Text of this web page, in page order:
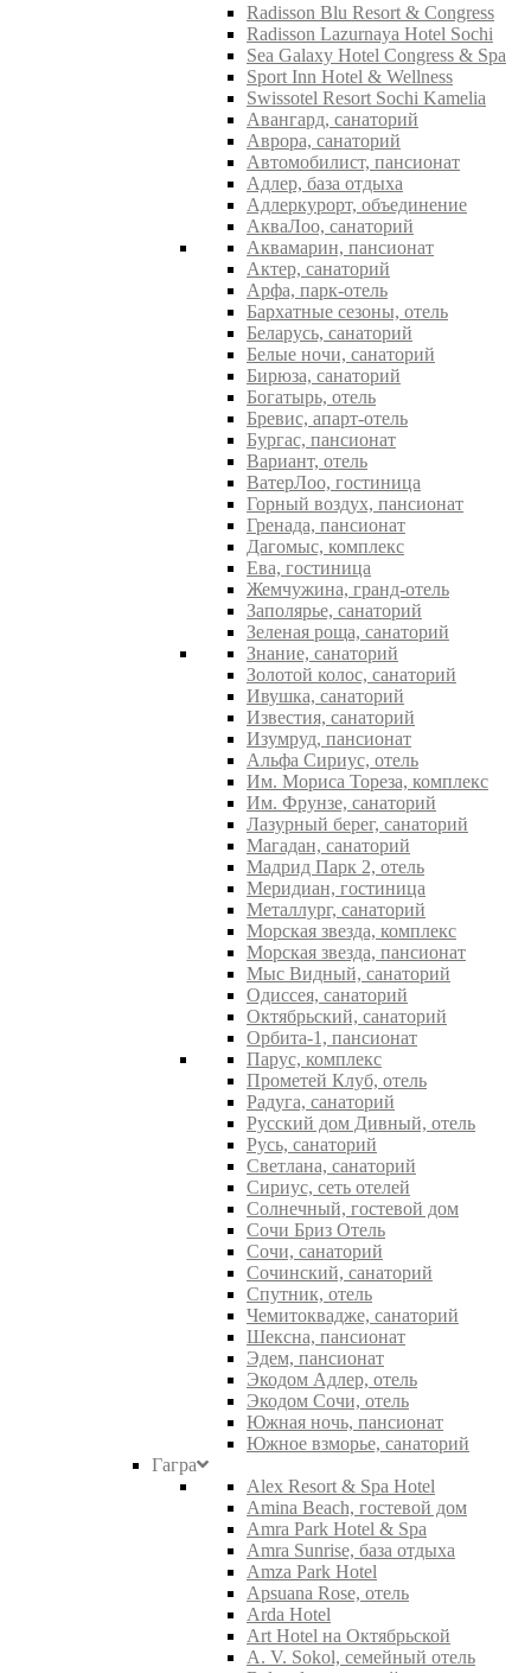
Radisson Blu Resort & Congress
Radisson Lazurnaya Hotel Sochi
Sea Galaxy Hotel Congress & Spa
Sport Inn Hotel & Wellness
Swissotel Resort Sochi Kamelia
Авангард, санаторий
Аврора, санаторий
Автомобилист, пансионат
Адлер, база отдыха
Адлеркурорт, объединение
АкваЛоо, санаторий
Аквамарин, пансионат
Актер, санаторий
Арфа, парк-отель
Бархатные сезоны, отель
Беларусь, санаторий
Белые ночи, санаторий
Бирюза, санаторий
Богатырь, отель
Бревис, апарт-отель
Бургас, пансионат
Вариант, отель
ВатерЛоо, гостиница
Горный воздух, пансионат
Гренада, пансионат
Дагомыс, комплекс
Ева, гостиница
Жемчужина, гранд-отель
Заполярье, санаторий
Зеленая роща, санаторий
Знание, санаторий
Золотой колос, санаторий
Ивушка, санаторий
Известия, санаторий
Изумруд, пансионат
Альфа Сириус, отель
Им. Мориса Тореза, комплекс
Им. Фрунзе, санаторий
Лазурный берег, санаторий
Магадан, санаторий
Мадрид Парк 2, отель
Меридиан, гостиница
Металлург, санаторий
Морская звезда, комплекс
Морская звезда, пансионат
Мыс Видный, санаторий
Одиссея, санаторий
Октябрьский, санаторий
Орбита-1, пансионат
Парус, комплекс
Прометей Клуб, отель
Радуга, санаторий
Русский дом Дивный, отель
Русь, санаторий
Светлана, санаторий
Сириус, сеть отелей
Солнечный, гостевой дом
Сочи Бриз Отель
Сочи, санаторий
Сочинский, санаторий
Спутник, отель
Чемитоквадже, санаторий
Шексна, пансионат
Эдем, пансионат
Экодом Адлер, отель
Экодом Сочи, отель
Южная ночь, пансионат
Южное взморье, санаторий
Гагра
Alex Resort & Spa Hotel
Amina Beach, гостевой дом
Amra Park Hotel & Spa
Amra Sunrise, база отдыха
Amza Park Hotel
Apsuana Rose, отель
Arda Hotel
Art Hotel на Октябрьской
A. V. Sokol, семейный отель